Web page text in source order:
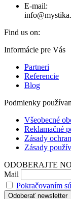
E-mail:
Find us on:
Facebook
opens
new
X
opens
new
YouTube
opens
new
Linkedin
opens
new
Pinterest
opens
new
Instagram
opens
new
Informácie pre Vás
Partneri
Referencie
Blog
Podmienky
Všeobecné
Reklamačné
Zásady
Zásady
ODOBERAJTE
Mail
Pokračovaním